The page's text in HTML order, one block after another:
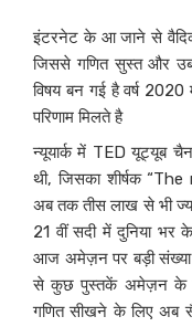
इंटरनेट के आ जाने से वैदिक
जिससे गणित सुस्त और
विषय बन गई है वर्ष
परिणाम मिलते है
न्यूयार्क में TED यूट्यूब
थी, जिसका शीर्षक
अब तक तीस लाख से भी
21 वीं सदी में दुनिया भर
आज अमेज़न पर बड़ी
से कुछ पुस्तकें अमेज़न के ई-
गणित सीखने के लिए अब